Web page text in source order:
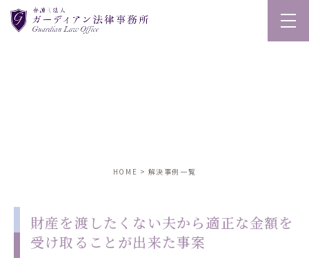
HOME 解決事例一覧
財産を渡したくない夫から適正な金額を
受け取ることが出来た事案